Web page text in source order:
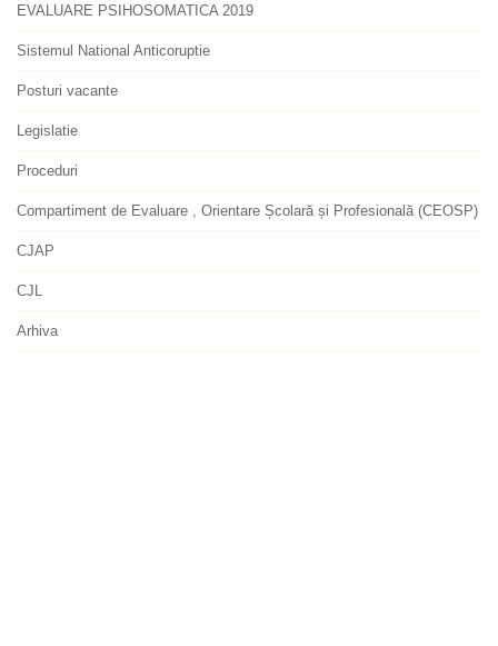
EVALUARE PSIHOSOMATICA 2019
Sistemul National Anticoruptie
Posturi vacante
Legislatie
Proceduri
Compartiment de Evaluare , Orientare Școlară și Profesională (CEOSP)
CJAP
CJL
Arhiva